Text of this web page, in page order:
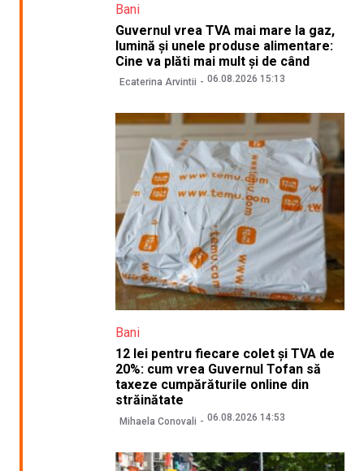
Bani
Guvernul vrea TVA mai mare la gaz,
lumină și unele produse alimentare:
Cine va plăti mai mult și de când
Ecaterina Arvintii 06.08.2026 15:13
Bani
12 lei pentru fiecare colet și TVA de
20%: cum vrea Guvernul Tofan să
taxeze cumpărăturile online din
străinătate
Mihaela Conovali 06.08.2026 14:53